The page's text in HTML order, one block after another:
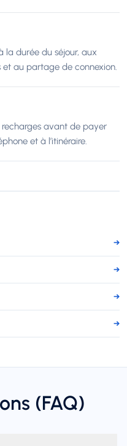
la durée du séjour, aux
et au partage de connexion.
recharges avant de payer
et à l’itinéraire.
→
→
→
→
(FAQ)